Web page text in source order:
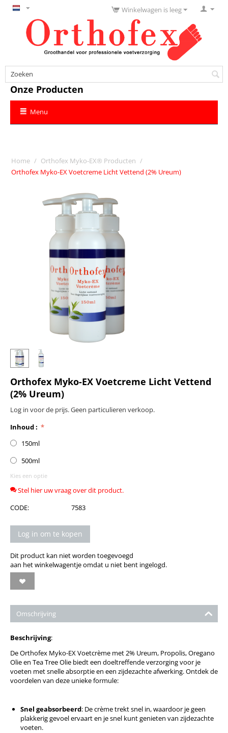
Winkelwagen is leeg
Onze Producten
Menu
Home / Orthofex Myko-EX® Producten /
Orthofex Myko-EX Voetcreme Licht Vettend (2% Ureum)
Orthofex Myko-EX Voetcreme Licht Vettend
(2% Ureum)
Log in voor de prijs. Geen particulieren verkoop.
Inhoud :
150ml
500ml
Kies een optie
Stel hier uw vraag over dit product.
CODE:
7583
Log in om te kopen
Dit product kan niet worden toegevoegd
aan het winkelwagentje omdat u niet bent ingelogd.
Omschrijving
Beschrijving:
De Orthofex Myko-EX Voetcrème met 2% Ureum, Propolis, Oregano
Olie en Tea Tree Olie biedt een doeltreffende verzorging voor je
voeten met snelle absorptie en een zijdezachte afwerking. Ontdek de
voordelen van deze unieke formule:
Snel geabsorbeerd: De crème trekt snel in, waardoor je geen
plakkerig gevoel ervaart en je snel kunt genieten van zijdezachte
voeten.